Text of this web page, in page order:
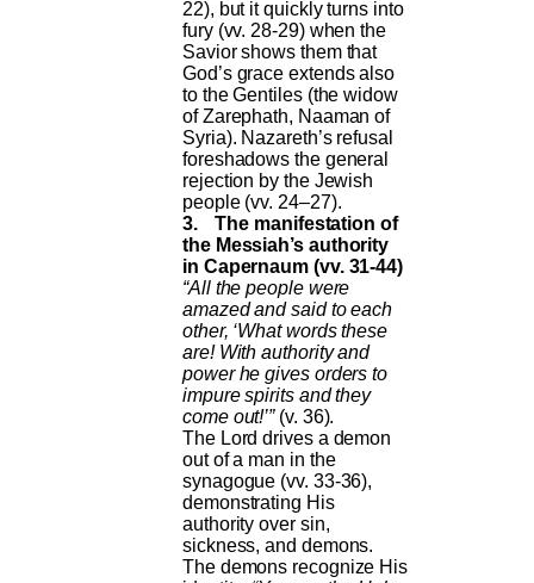
22), but it quickly turns into
fury (vv. 28-29) when the
Savior shows them that
God’s grace extends also
to the Gentiles (the widow
of Zarephath, Naaman of
Syria). Nazareth’s refusal
foreshadows the general
rejection by the Jewish
people (vv. 24–27).
3.
The manifestation of
the Messiah’s authority
in Capernaum (vv. 31-44)
“All the people were
amazed and said to each
other, ‘What words these
are! With authority and
power he gives orders to
impure spirits and they
come out!’”(v. 36).
The Lord drives a demon
out of a man in the
synagogue (vv. 33-36),
demonstrating His
authority over sin,
sickness, and demons.
The demons recognize His